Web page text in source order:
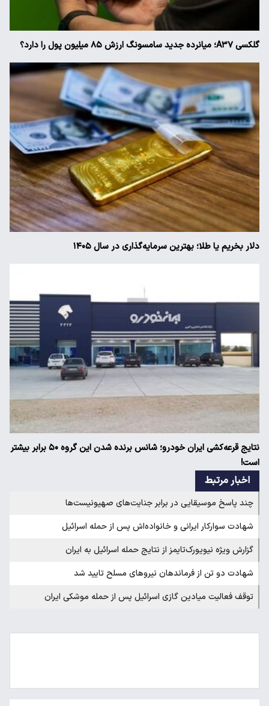
گلکسی A۳۷؛ میانرده جدید سامسونگ ارزش ۸۵ میلیون پول را دارد؟
دلار بخریم یا طلا؛ بهترین سرمایه‌گذاری در سال ۱۴۰۵
نتایج قرعه‌کشی ایران خودرو؛ شانس برنده شدن این گروه ۵۰ برابر بیشتر
است!
اخبار مرتبط
چند پاسخ موسیقایی در برابر جنایت‌های صهیونیست‌ها
شهادت سوارکار ایرانی و خانواده‌اش پس از حمله اسرائیل
گزارش ویژه نیویورک‌تایمز از نتایج حمله اسرائیل به ایران
شهادت دو تن از فرماندهان نیرو‌های مسلح تایید شد
توقف فعالیت میادین گازی اسرائیل پس از حمله موشکی ایران